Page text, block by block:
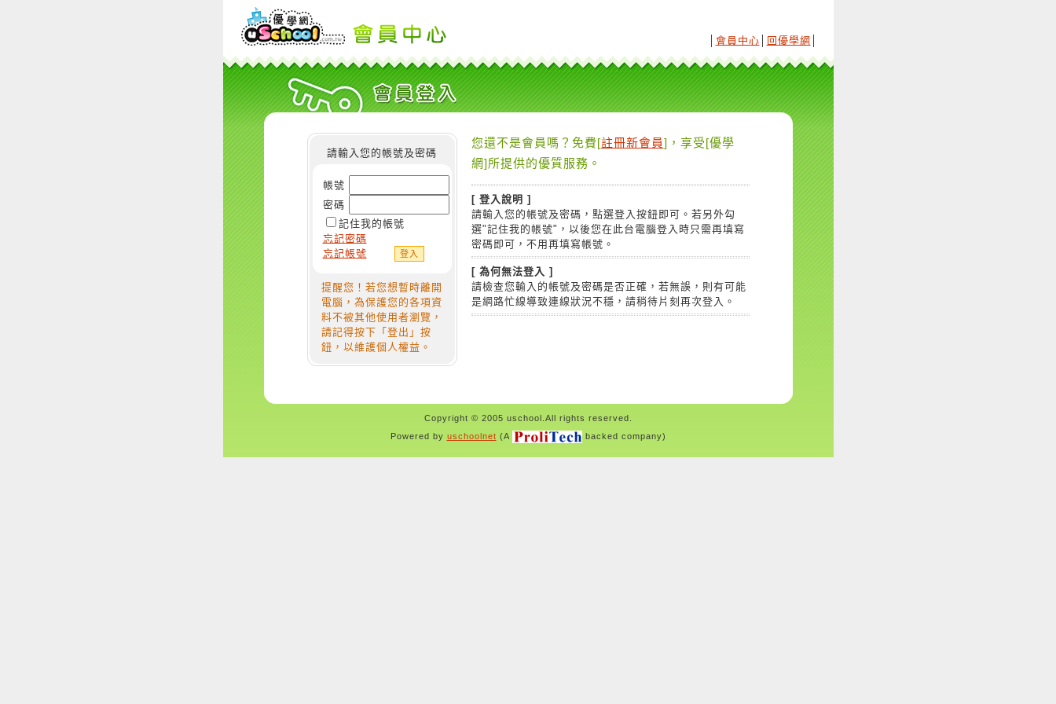
會員中心 回優學網
請輸入您的帳號及密碼
帳號
密碼
記住我的帳號
忘記密碼
忘記帳號
提醒您！若您想暫時離開
電腦，為保護您的各項資
料不被其他使用者瀏覽，
請記得按下「登出」按
鈕，以維護個人權益。
您還不是會員嗎？免費[註冊新會員]，享受[優學
網]所提供的優質服務。
[ 登入說明 ]
請輸入您的帳號及密碼，點選登入按鈕即可。若另外勾
選"記住我的帳號"，以後您在此台電腦登入時只需再填寫
密碼即可，不用再填寫帳號。
[ 為何無法登入 ]
請檢查您輸入的帳號及密碼是否正確，若無誤，則有可能
是網路忙線導致連線狀況不穩，請稍待片刻再次登入。
Copyright © 2005 uschool.All rights reserved.
Powered by uschoolnet (A backed company)